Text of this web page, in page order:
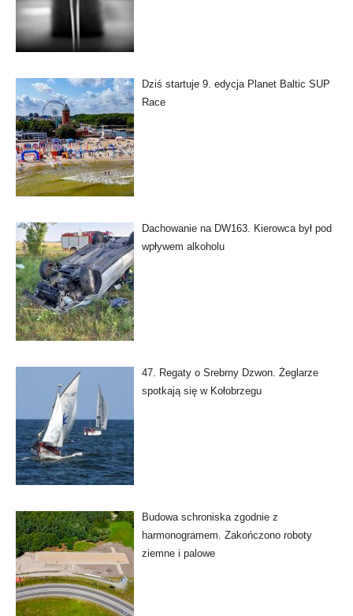
Dziś startuje 9. edycja Planet Baltic SUP
Race
Dachowanie na DW163. Kierowca był pod
wpływem alkoholu
47. Regaty o Srebrny Dzwon. Żeglarze
spotkają się w Kołobrzegu
Budowa schroniska zgodnie z
harmonogramem. Zakończono roboty
ziemne i palowe